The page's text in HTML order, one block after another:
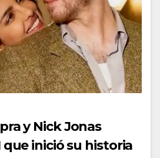
y Nick Jonas
que inició su historia